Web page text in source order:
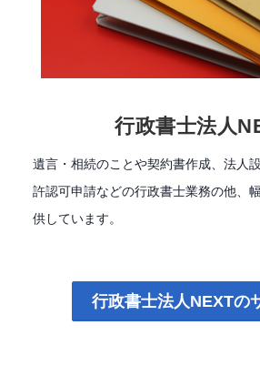
行政書士法人
遺言・相続のことや契約書作成、法人
許認可申請などの行政書士業務の他、
供しています。
行政書士法人NEXTの